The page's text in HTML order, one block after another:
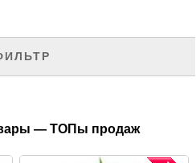
— ТОПы продаж